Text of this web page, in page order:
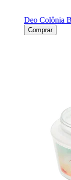
Deo Colônia
Comprar